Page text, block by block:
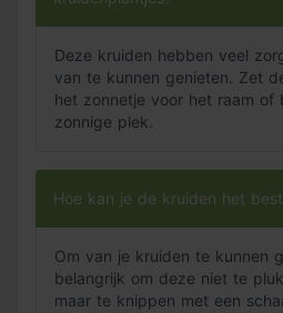
raam, zodat ze genoeg licht
wisseling in temperatuur kan
Tip : Je handen bevatten zuren
voor kruidenplanten. Knip
Deze kruiden hebben veel
van te kunnen genieten. Zet
het zonnetje voor het raam of
zonnige plek.
Hoe kan je de kruiden het
Om van je kruiden te kunnen
belangrijk om deze niet te
maar te knippen met een